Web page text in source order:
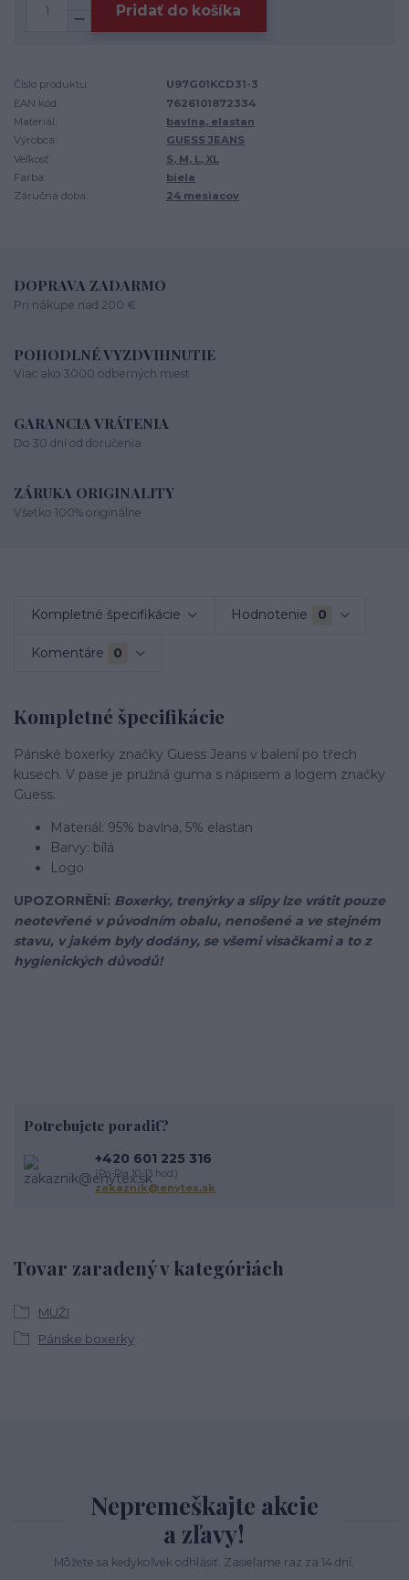
Pridať do košíka
Číslo produktu:
U97G01KCD31-3
EAN kód:
7626101872334
Materiál:
bavlna, elastan
Výrobca:
GUESS JEANS
Veľkosť:
S, M, L, XL
Farba:
biela
Záručná doba:
24 mesiacov
DOPRAVA ZADARMO
Pri nákupe nad 200 €
POHODLNÉ VYZDVIHNUTIE
Viac ako 3000 odberných miest
GARANCIA VRÁTENIA
Do 30 dní od doručenia
ZÁRUKA ORIGINALITY
Všetko 100% originálne
Kompletné špecifikácie Hodnotenie 0
Komentáre 0
Kompletné špecifikácie
Pánské boxerky značky Guess Jeans v balení po třech
kusech. V pase je pružná guma s nápisem a logem značky
Guess.
Materiál: 95% bavlna, 5% elastan
Barvy: bílá
Logo
UPOZORNĚNÍ: Boxerky, trenýrky a slipy lze vrátit pouze
neotevřené v původním obalu, nenošené a ve stejném
stavu, v jakém byly dodány, se všemi visačkami a to z
hygienických důvodů!
Tovar zaradený v kategóriách
MUŽI
Pánske boxerky
Potrebujete poradiť?
+420 601 225 316
(Po-Pia 10-13 hod.)
zakaznik@enytex.sk
Nepremeškajte akcie
a zľavy!
Môžete sa kedykoľvek odhlásiť. Zasielame raz za 14 dní.